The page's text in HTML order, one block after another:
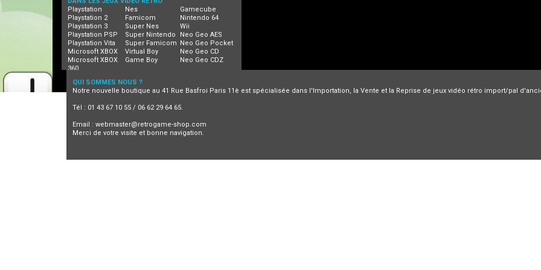
Playstation
Playstation 2
Playstation 3
Playstation PSP
Playstation Vita
Microsoft XBOX
Microsoft XBOX
360
Nes
Famicom
Super Nes
Super Nintendo
Super Famicom
Virtual Boy
Game Boy
Gamecube
Nintendo 64
Wii
Neo Geo AES
Neo Geo Pocket
Neo Geo CD
Neo Geo CDZ
QUI SOMMES NOUS ?
Notre nouvelle boutique au 41 Rue Basfroi Paris 11è est spécialisée dans l'Importation, la Vente et la Reprise de jeux vidéo rétro import/pal
Tél : 01 43 67 10 55 / 06 62 29 64 65.
Email : webmaster@retrogame-shop.com
Merci de votre visite et bonne navigation.